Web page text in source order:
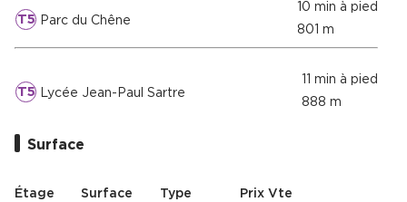
T5Parc du Chêne
10 min à pied
801 m
T5Lycée Jean-Paul Sartre
11 min à pied
888 m
Surface
Étage Surface Type Prix Vte